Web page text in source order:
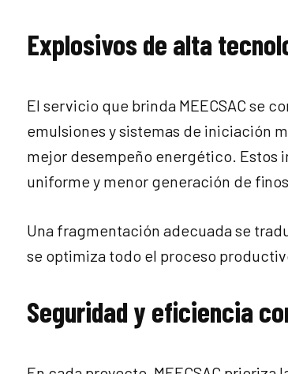
Explosivos de alta
El servicio que brinda MEECSAC se
emulsiones y sistemas de iniciación
mejor desempeño energético. Estos
uniforme y menor generación de
Una fragmentación adecuada se
se optimiza todo el proceso
Seguridad y eficiencia